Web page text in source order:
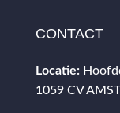
CONTACT
Locatie:
1059 CV